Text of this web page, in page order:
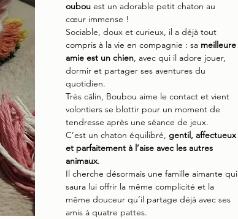
oubou est un adorable petit chaton au
cœur immense !
Sociable, doux et curieux, il a déjà tout
compris à la vie en compagnie : sa meilleure
amie est un chien, avec qui il adore jouer,
dormir et partager ses aventures du
quotidien.
Très câlin, Boubou aime le contact et vient
volontiers se blottir pour un moment de
tendresse après une séance de jeux.
C’est un chaton équilibré, gentil, affectueux
et parfaitement à l’aise avec les autres
animaux.
Il cherche désormais une famille aimante qui
saura lui offrir la même complicité et la
même douceur qu’il partage déjà avec ses
amis à quatre pattes.